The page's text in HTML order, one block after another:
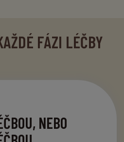
FÁZI LÉČBY
NEBO